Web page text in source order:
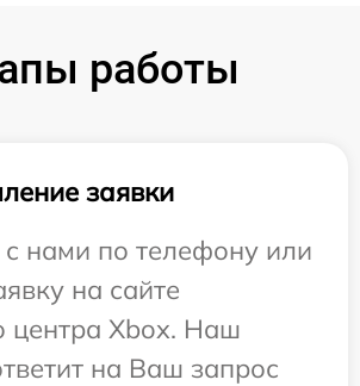
работы
заявки
нами по телефону или
на сайте
центра Xbox. Наш
на Ваш запрос